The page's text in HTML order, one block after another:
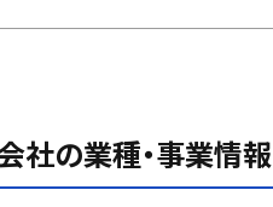
社の業種・事業情報